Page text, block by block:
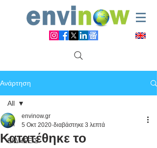
Ανάρτηση
All
ΕΙΔΗΣΕΙΣ
All
Κατατέθηκε το
envinow.gr
5 Οκτ 2020 διαβάστηκε 3 λεπτά